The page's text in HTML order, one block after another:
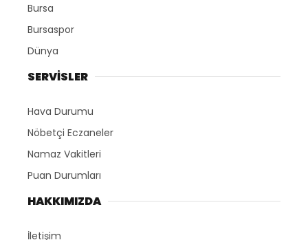
Bursa
Bursaspor
Dünya
SERVİSLER
Hava Durumu
Nöbetçi Eczaneler
Namaz Vakitleri
Puan Durumları
HAKKIMIZDA
İletişim